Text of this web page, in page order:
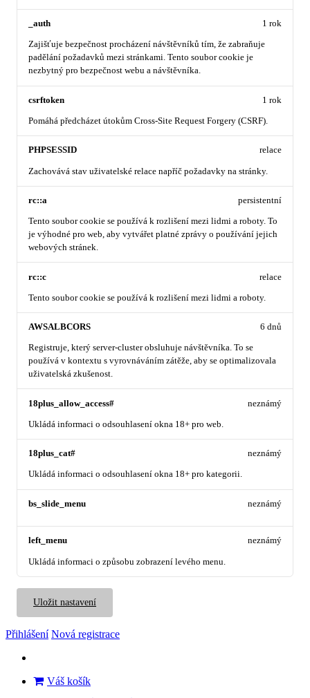
_auth
Zajišťuje bezpečnost procházení návštěvníků tím, že zabraňuje
padělání požadavků mezi stránkami. Tento soubor cookie je
nezbytný pro bezpečnost webu a návštěvníka.
1 rok
csrftoken
Pomáhá předcházet útokům Cross-Site Request Forgery (CSRF).
1 rok
PHPSESSID
Zachovává stav uživatelské relace napříč požadavky na stránky.
relace
rc::a
Tento soubor cookie se používá k rozlišení mezi lidmi a roboty. To
je výhodné pro web, aby vytvářet platné zprávy o používání jejich
webových stránek.
persistentní
rc::c
Tento soubor cookie se používá k rozlišení mezi lidmi a roboty.
relace
AWSALBCORS
Registruje, který server-cluster obsluhuje návštěvníka. To se
používá v kontextu s vyrovnáváním zátěže, aby se optimalizovala
uživatelská zkušenost.
6 dnů
18plus_allow_access#
Ukládá informaci o odsouhlasení okna 18+ pro web.
neznámý
18plus_cat#
Ukládá informaci o odsouhlasení okna 18+ pro kategorii.
neznámý
bs_slide_menu neznámý
left_menu
Ukládá informaci o způsobu zobrazení levého menu.
neznámý
Uložit nastavení
Přihlášení Nová registrace
Váš košík